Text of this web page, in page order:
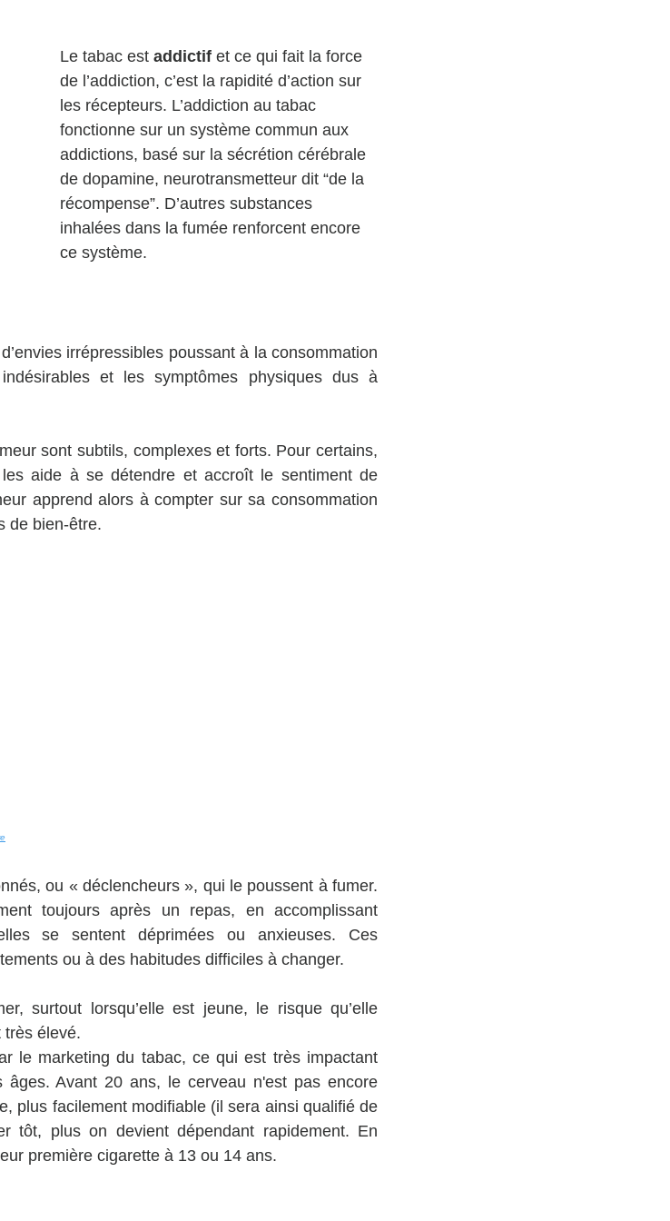
Le tabac est addictif et ce qui fait la force
de l’addiction, c’est la rapidité d’action sur
les récepteurs. L’addiction au tabac
fonctionne sur un système commun aux
addictions, basé sur la sécrétion cérébrale
de dopamine, neurotransmetteur dit “de la
récompense”. D’autres substances
inhalées dans la fumée renforcent encore
ce système.
irrépressibles poussant à la consommation
et les symptômes physiques dus à
sont subtils, complexes et forts. Pour certains,
aide à se détendre et accroît le sentiment de
apprend alors à compter sur sa consommation
de bien-être.
ou « déclencheurs », qui le poussent à fumer.
toujours après un repas, en accomplissant
se sentent déprimées ou anxieuses. Ces
ou à des habitudes difficiles à changer.
surtout lorsqu’elle est jeune, le risque qu’elle
très élevé.
le marketing du tabac, ce qui est très impactant
âges. Avant 20 ans, le cerveau n'est pas encore
plus facilement modifiable (il sera ainsi qualifié de
tôt, plus on devient dépendant rapidement. En
première cigarette à 13 ou 14 ans.